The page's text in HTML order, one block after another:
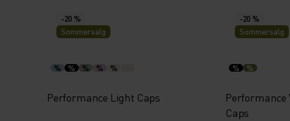
-20 %
Sommersalg
% % % % %
Performance Light Caps
-20 %
Sommersalg
% %
Performance
Caps